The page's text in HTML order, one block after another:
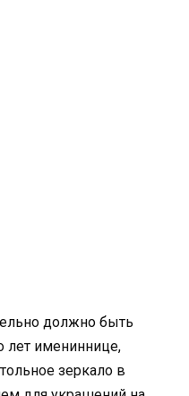
должно быть
лет имениннице,
зеркало в